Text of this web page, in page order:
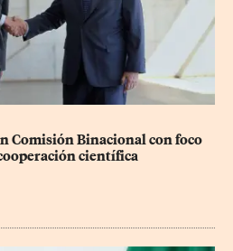
Comisión Binacional con foco
científica